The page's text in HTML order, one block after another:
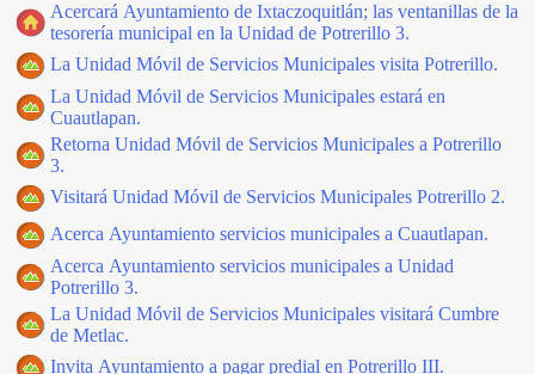
Acercará Ayuntamiento de Ixtaczoquitlán; las ventanillas de la
tesorería municipal en la Unidad de Potrerillo 3.
La Unidad Móvil de Servicios Municipales visita Potrerillo.
La Unidad Móvil de Servicios Municipales estará en
Cuautlapan.
Retorna Unidad Móvil de Servicios Municipales a Potrerillo
3.
Visitará Unidad Móvil de Servicios Municipales Potrerillo 2.
Acerca Ayuntamiento servicios municipales a Cuautlapan.
Acerca Ayuntamiento servicios municipales a Unidad
Potrerillo 3.
La Unidad Móvil de Servicios Municipales visitará Cumbre
de Metlac.
Invita Ayuntamiento a pagar predial en Potrerillo III.